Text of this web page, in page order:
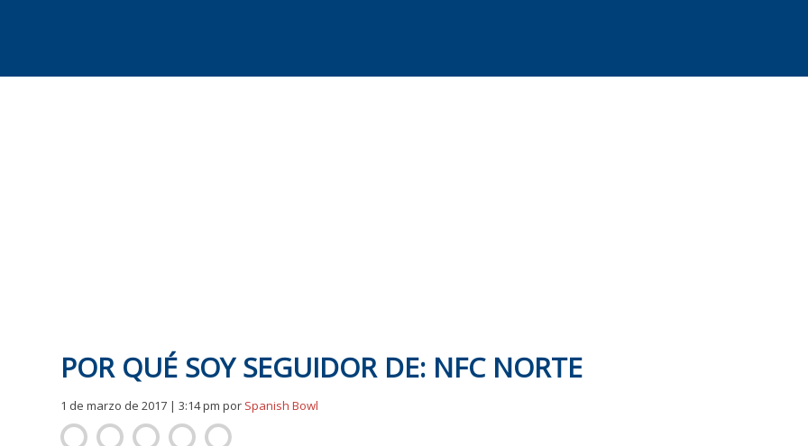
POR QUÉ SOY SEGUIDOR DE: NFC NORTE
1 de marzo de 2017 | 3:14 pmpor Spanish Bowl